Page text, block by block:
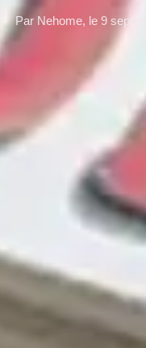
Par Nehome, le 9